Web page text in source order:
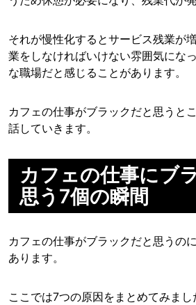
それが慢性化するとサービス残業が
業をしなければいけない雰囲気にな
な職場だと感じることがあります。
カフェの仕事がブラックだと思うと
話していきます。
カフェの仕事にブ
思う7個の瞬間
カフェの仕事がブラックだと思うの
あります。
ここでは7つの原因をまとめてみまし